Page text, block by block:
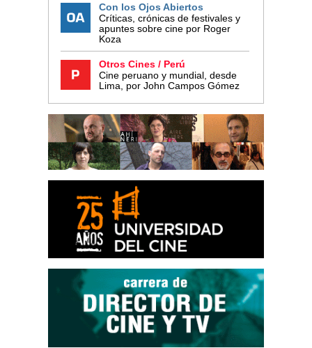
Con los Ojos Abiertos
Críticas, crónicas de festivales y
apuntes sobre cine por Roger
Koza
Otros Cines / Perú
Cine peruano y mundial, desde
Lima, por John Campos Gómez